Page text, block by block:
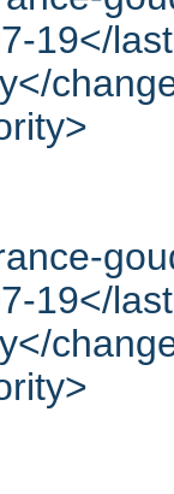
19</
19</